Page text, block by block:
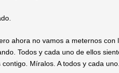
ahora no vamos a meternos
Todos y cada uno de ellos
contigo. Míralos. A todos y cada